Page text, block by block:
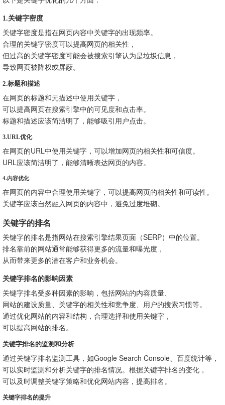
1.关键字密度
关键字密度是指在网页内容中关键字的出现频率。
合理的关键字密度可以提高网页的相关性，
但过高的关键字密度可能会被搜索引擎认为是垃圾信息，
导致网页被降权或屏蔽。
2.标题和描述
在网页的标题和元描述中使用关键字，
可以提高网页在搜索引擎中的可见度和点击率。
标题和描述应该简洁明了，能够吸引用户点击。
3.URL优化
在网页的URL中使用关键字，可以增加网页的相关性和可信度。
URL应该简洁明了，能够清晰表达网页的内容。
4.内容优化
在网页的内容中合理使用关键字，可以提高网页的相关性和可读性。
关键字应该自然融入网页的内容中，避免过度堆砌。
关键字的排名
关键字的排名是指网站在搜索引擎结果页面（SERP）中的位置。
排名靠前的网站通常能够获得更多的流量和曝光度，
从而带来更多的潜在客户和业务机会。
关键字排名的影响因素
关键字排名受多种因素的影响，包括网站的内容质量、
网站的建设质量、关键字的相关性和竞争度、用户的搜索习惯等。
通过优化网站的内容和结构，合理选择和使用关键字，
可以提高网站的排名。
关键字排名的监测和分析
通过关键字排名监测工具，如Google Search Console、百度统计等，
可以实时监测和分析关键字的排名情况。根据关键字排名的变化，
可以及时调整关键字策略和优化网站内容，提高排名。
关键字排名的提升